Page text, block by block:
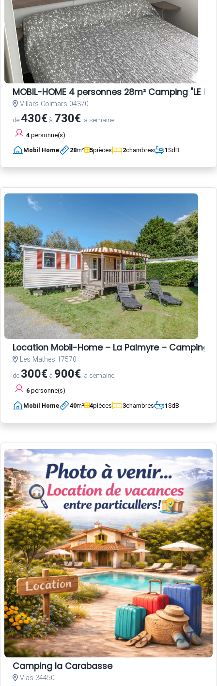
MOBIL-HOME 4 personnes 28m² Camping "LE
Villars-Colmars 04370
de430€ à 730€ la semaine
4 personne(s)
Mobil Home 28m² 5pièces 2chambres 1SdB
Location Mobil-Home – La Palmyre – Camping
Les Mathes 17570
de 300€ à 900€ la semaine
6 personne(s)
Mobil Home 40m² 4pièces 3chambres 1SdB
Camping la Carabasse
Vias 34450